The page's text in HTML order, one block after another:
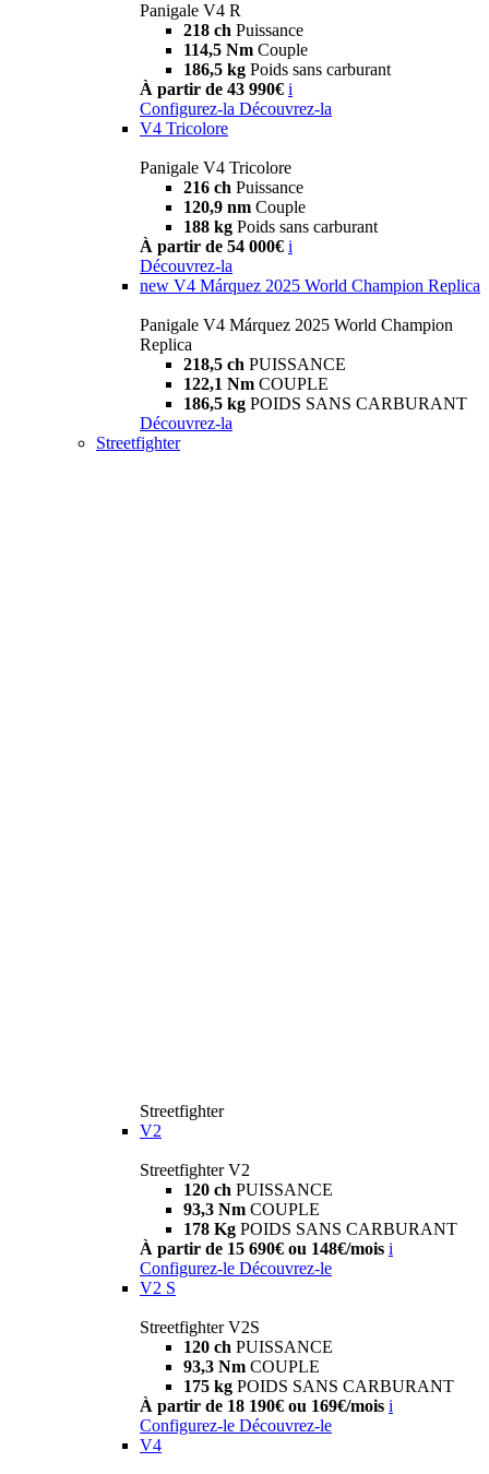
Panigale V4 R
218 ch Puissance
114,5 Nm Couple
186,5 kg Poids sans carburant
À partir de 43 990€ i
Configurez-la Découvrez-la
V4 Tricolore
Panigale V4 Tricolore
216 ch Puissance
120,9 nm Couple
188 kg Poids sans carburant
À partir de 54 000€ i
Découvrez-la
new V4 Márquez 2025 World Champion Replica
Panigale V4 Márquez 2025 World Champion
Replica
218,5 ch PUISSANCE
122,1 Nm COUPLE
186,5 kg POIDS SANS CARBURANT
Découvrez-la
Streetfighter
Streetfighter
V2
Streetfighter V2
120 ch PUISSANCE
93,3 Nm COUPLE
178 Kg POIDS SANS CARBURANT
À partir de 15 690€ ou 148€/mois i
Configurez-le Découvrez-le
V2 S
Streetfighter V2S
120 ch PUISSANCE
93,3 Nm COUPLE
175 kg POIDS SANS CARBURANT
À partir de 18 190€ ou 169€/mois i
Configurez-le Découvrez-le
V4